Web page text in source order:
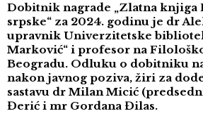
Dobitnik nagrade „Zlatna knjiga
srpske“ za 2024. godinu je dr
upravnik Univerzitetske
Marković“ i profesor na
Beogradu. Odluku o dobitniku
nakon javnog poziva, žiri za
sastavu dr Milan Micić
Đerić i mr Gordana Đilas.